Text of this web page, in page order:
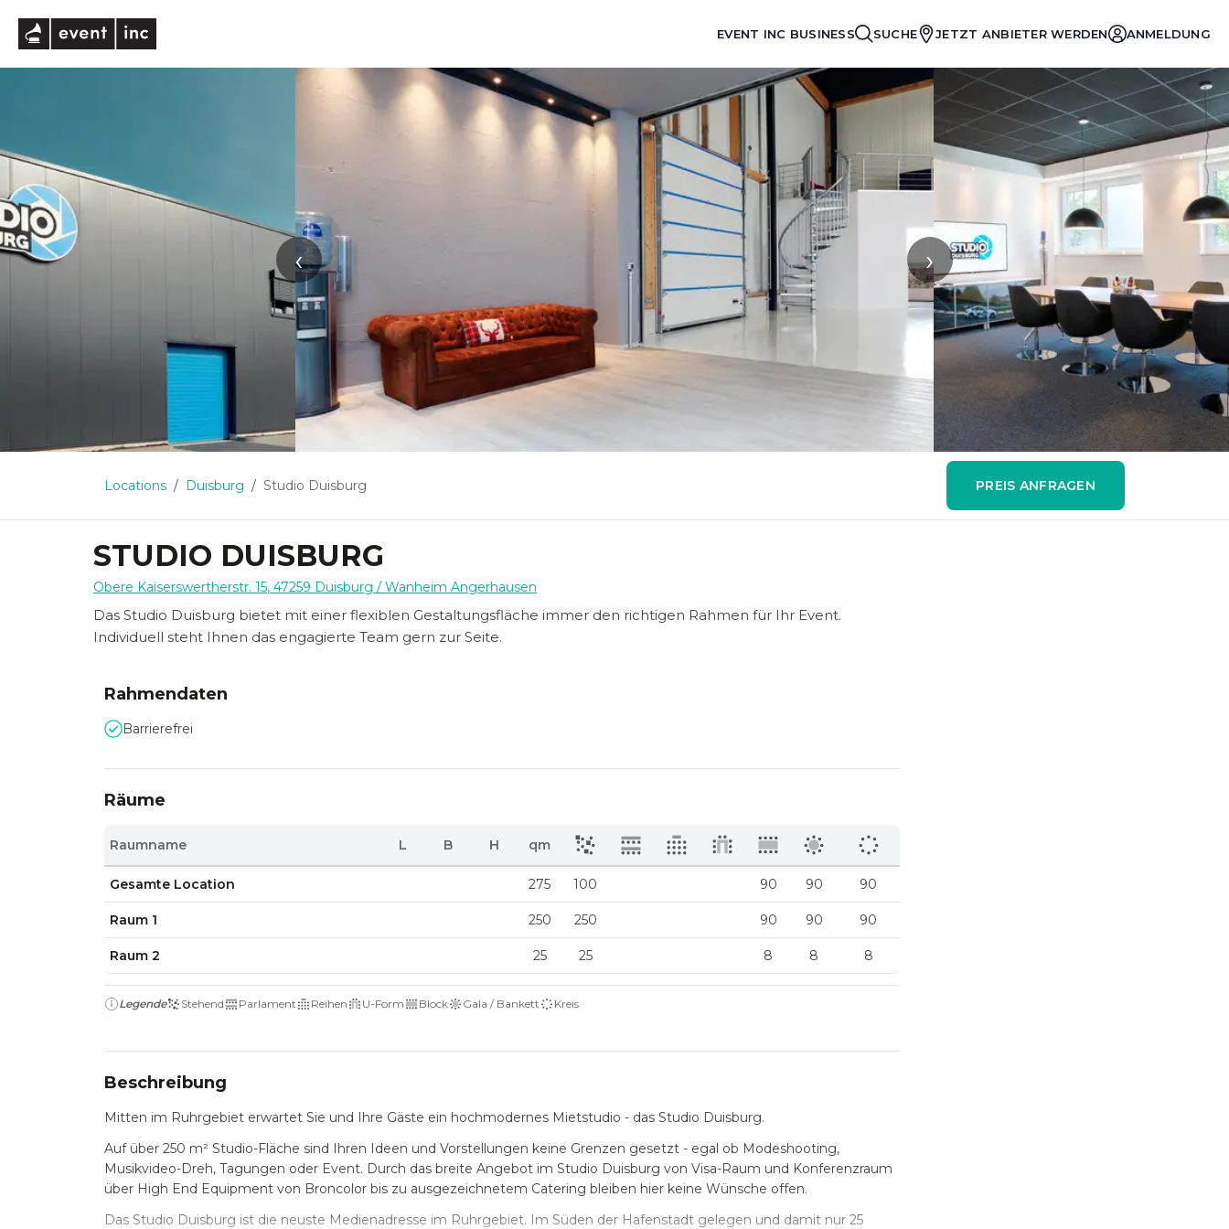
EVENT INC BUSINESS SUCHE JETZT ANBIETER WERDEN ANMELDUNG
‹ ›
Locations Duisburg Studio Duisburg PREIS ANFRAGEN
STUDIO DUISBURG
Obere Kaiserswertherstr. 15, 47259 Duisburg / Wanheim Angerhausen
Das Studio Duisburg bietet mit einer flexiblen Gestaltungsfläche immer den richtigen Rahmen für Ihr Event.
Individuell steht Ihnen das engagierte Team gern zur Seite.
Rahmendaten
Barrierefrei
Räume
Raumname L B H qm
Gesamte Location 275 100 90 90 90
Raum 1 250 250 90 90 90
Raum 2 25 25 8 8 8
Legende Stehend Parlament Reihen U-Form Block Gala / Bankett Kreis
Beschreibung
Mitten im Ruhrgebiet erwartet Sie und Ihre Gäste ein hochmodernes Mietstudio - das Studio Duisburg.
Auf über 250 m² Studio-Fläche sind Ihren Ideen und Vorstellungen keine Grenzen gesetzt - egal ob Modeshooting,
Musikvideo-Dreh, Tagungen oder Event. Durch das breite Angebot im Studio Duisburg von Visa-Raum und Konferenzraum
über High End Equipment von Broncolor bis zu ausgezeichnetem Catering bleiben hier keine Wünsche offen.
Das Studio Duisburg ist die neuste Medienadresse im Ruhrgebiet. Im Süden der Hafenstadt gelegen und damit nur 25